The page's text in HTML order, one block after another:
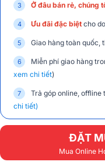
Ở đâu bán rẻ, chúng
Ưu đãi đặc biệt cho
Giao hàng toàn quốc,
Miễn phí giao hàng
xem chi tiết)
Trả góp online, offline
chi tiết)
ĐẶT
Mua Online